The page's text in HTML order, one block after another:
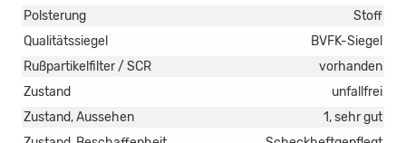
Polsterung
Stoff
Qualitätssiegel
BVFK-Siegel
Rußpartikelfilter / SCR
vorhanden
Zustand
unfallfrei
Zustand, Aussehen
1, sehr gut